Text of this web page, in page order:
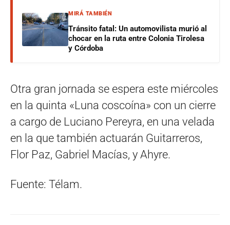
MIRÁ TAMBIÉN
Tránsito fatal: Un automovilista murió al
chocar en la ruta entre Colonia Tirolesa
y Córdoba
Otra gran jornada se espera este miércoles
en la quinta «Luna coscoína» con un cierre
a cargo de Luciano Pereyra, en una velada
en la que también actuarán Guitarreros,
Flor Paz, Gabriel Macías, y Ahyre.
Fuente: Télam.